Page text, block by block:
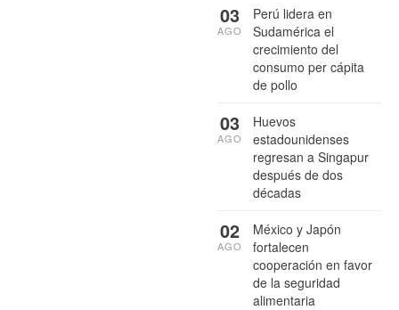
Perú lidera en
Sudamérica el
crecimiento del
consumo per cápita
de pollo
03
AGO
Huevos
estadounidenses
regresan a Singapur
después de dos
décadas
03
AGO
México y Japón
fortalecen
cooperación en favor
de la seguridad
alimentaria
02
AGO